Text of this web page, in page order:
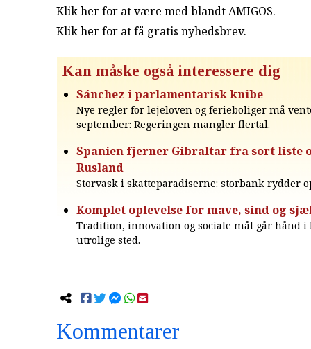
Klik her for at være med blandt AMIGOS.
Klik her for at få gratis nyhedsbrev.
Kan måske også interessere dig
Sánchez i parlamentarisk knibe
Nye regler for lejeloven og ferieboliger må
september: Regeringen mangler flertal.
Spanien fjerner Gibraltar fra sort liste
Rusland
Storvask i skatteparadiserne: storbank rydder
Komplet oplevelse for mave, sind og
Tradition, innovation og sociale mål går hånd i
utrolige sted.
Kommentarer